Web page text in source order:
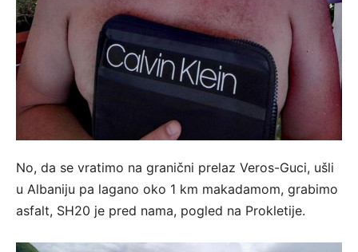
No, da se vratimo na granični prelaz Veros-Guci, ušli
u Albaniju pa lagano oko 1 km makadamom, grabimo
asfalt, SH20 je pred nama, pogled na Prokletije.